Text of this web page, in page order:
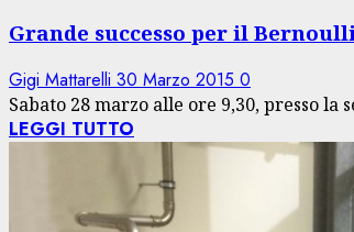
Grande successo per il
Gigi Mattarelli 30 Marzo 2015 0
Sabato 28 marzo alle ore 9,30, presso
LEGGI TUTTO